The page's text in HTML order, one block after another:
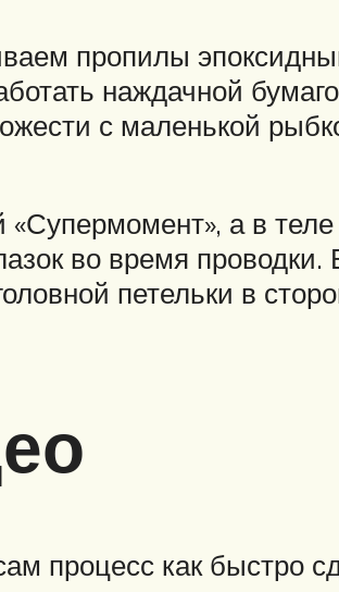
пропилы
наждачной
с маленькой
а в
во время
петельки в
процесс как быстро